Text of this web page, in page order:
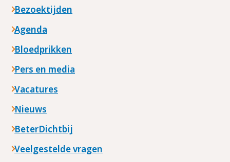
Bezoektijden
Agenda
Bloedprikken
Pers en media
Vacatures
Nieuws
BeterDichtbij
Veelgestelde vragen